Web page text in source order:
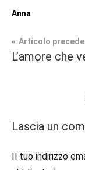
Anna
Tag
#recensioni
#scrittoriitaliani
Contemporary
Articolo
L’amore che
Lascia un
Il tuo indirizzo